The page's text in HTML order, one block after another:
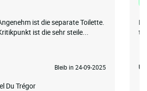
ist die separate Toilette.
ist die sehr steile...
Bleib in 24-09-2025
Du Trégor